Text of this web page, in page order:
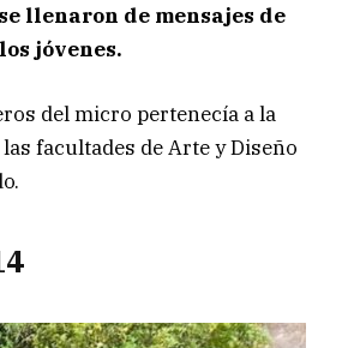
llenaron de mensajes de
jóvenes.
del micro pertenecía a la
facultades de Arte y Diseño